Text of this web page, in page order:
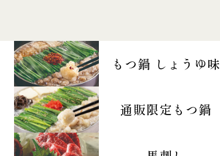
もつ鍋 しょうゆ味
通販限定もつ鍋